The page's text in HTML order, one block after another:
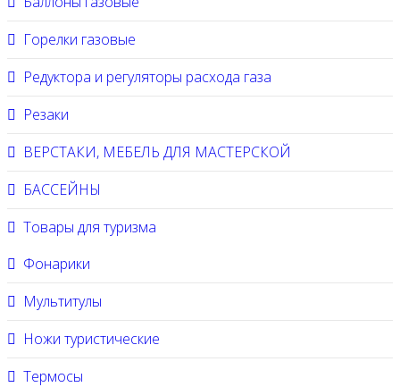
Горелки газовые
Редуктора и регуляторы расхода газа
Резаки
ВЕРСТАКИ, МЕБЕЛЬ ДЛЯ МАСТЕРСКОЙ
БАССЕЙНЫ
Товары для туризма
Фонарики
Мультитулы
Ножи туристические
Термосы